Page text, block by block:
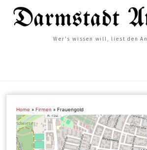
Wer's wissen will, liest den
Home »Firmen »Frauengold